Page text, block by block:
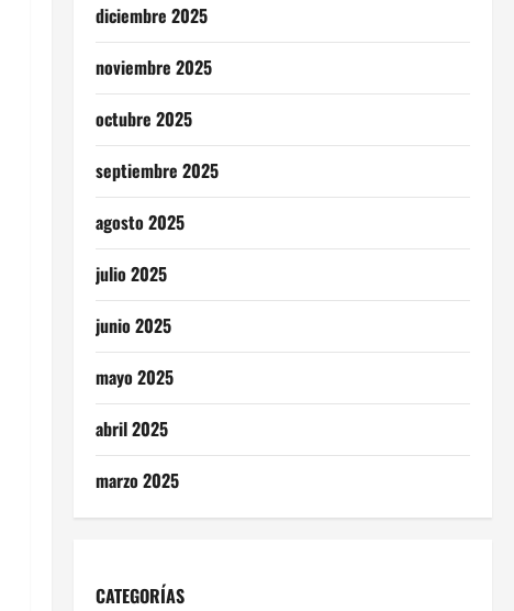
diciembre 2025
noviembre 2025
octubre 2025
septiembre 2025
agosto 2025
julio 2025
junio 2025
mayo 2025
abril 2025
marzo 2025
CATEGORÍAS